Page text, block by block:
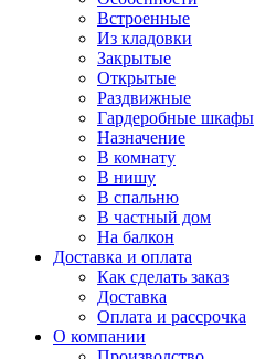
Встроенные
Из кладовки
Закрытые
Открытые
Раздвижные
Гардеробные шкафы
Назначение
В комнату
В нишу
В спальню
В частный дом
На балкон
Доставка и оплата
Как сделать заказ
Доставка
Оплата и рассрочка
О компании